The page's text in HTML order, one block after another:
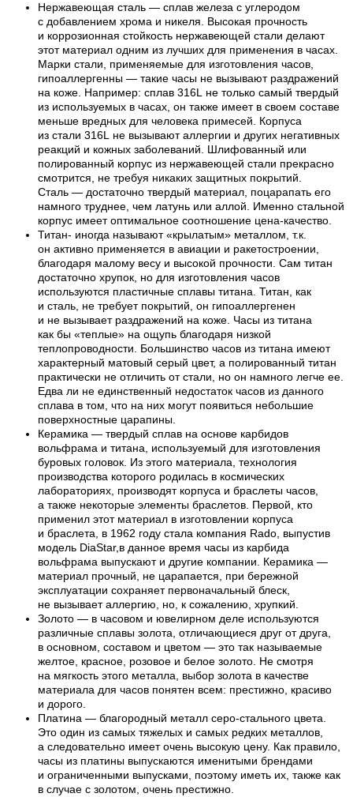
Нержавеющая сталь — сплав железа с углеродом
с добавлением хрома и никеля. Высокая прочность
и коррозионная стойкость нержавеющей стали делают
этот материал одним из лучших для применения в часах.
Марки стали, применяемые для изготовления часов,
гипоаллергенны — такие часы не вызывают раздражений
на коже. Например: сплав 316L не только самый твердый
из используемых в часах, он также имеет в своем составе
меньше вредных для человека примесей. Корпуса
из стали 316L не вызывают аллергии и других негативных
реакций и кожных заболеваний. Шлифованный или
полированный корпус из нержавеющей стали прекрасно
смотрится, не требуя никаких защитных покрытий.
Сталь — достаточно твердый материал, поцарапать его
намного труднее, чем латунь или аллой. Именно стальной
корпус имеет оптимальное соотношение цена-качество.
Титан- иногда называют «крылатым» металлом, т.к.
он активно применяется в авиации и ракетостроении,
благодаря малому весу и высокой прочности. Сам титан
достаточно хрупок, но для изготовления часов
используются пластичные сплавы титана. Титан, как
и сталь, не требует покрытий, он гипоаллергенен
и не вызывает раздражений на коже. Часы из титана
как бы «теплые» на ощупь благодаря низкой
теплопроводности. Большинство часов из титана имеют
характерный матовый серый цвет, а полированный титан
практически не отличить от стали, но он намного легче ее.
Едва ли не единственный недостаток часов из данного
сплава в том, что на них могут появиться небольшие
поверхностные царапины.
Керамика — твердый сплав на основе карбидов
вольфрама и титана, используемый для изготовления
буровых головок. Из этого материала, технология
производства которого родилась в космических
лабораториях, производят корпуса и браслеты часов,
а также некоторые элементы браслетов. Первой, кто
применил этот материал в изготовлении корпуса
и браслета, в 1962 году стала компания Rado, выпустив
модель DiaStar,в данное время часы из карбида
вольфрама выпускают и другие компании. Керамика —
материал прочный, не царапается, при бережной
эксплуатации сохраняет первоначальный блеск,
не вызывает аллергию, но, к сожалению, хрупкий.
Золото — в часовом и ювелирном деле используются
различные сплавы золота, отличающиеся друг от друга,
в основном, составом и цветом — это так называемые
желтое, красное, розовое и белое золото. Не смотря
на мягкость этого металла, выбор золота в качестве
материала для часов понятен всем: престижно, красиво
и дорого.
Платина — благородный металл серо-стального цвета.
Это один из самых тяжелых и самых редких металлов,
а следовательно имеет очень высокую цену. Как правило,
часы из платины выпускаются именитыми брендами
и ограниченными выпусками, поэтому иметь их, также как
в случае с золотом, очень престижно.